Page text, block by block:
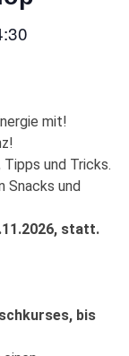
mit!
und Tricks.
Snacks und
statt.
bis